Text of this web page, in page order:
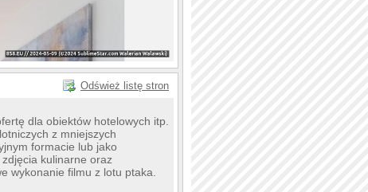
Odśwież listę stron
dla obiektów hotelowych itp.
z mniejszych
formacie lub jako
kulinarne oraz
wykonanie filmu z lotu ptaka.